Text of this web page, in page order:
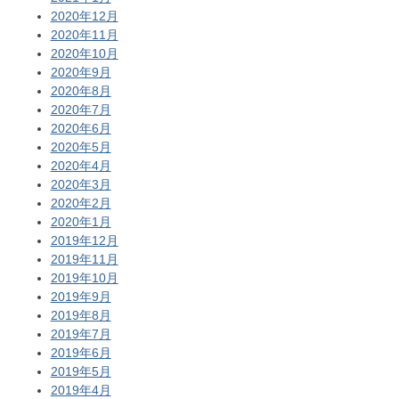
2020年12月
2020年11月
2020年10月
2020年9月
2020年8月
2020年7月
2020年6月
2020年5月
2020年4月
2020年3月
2020年2月
2020年1月
2019年12月
2019年11月
2019年10月
2019年9月
2019年8月
2019年7月
2019年6月
2019年5月
2019年4月